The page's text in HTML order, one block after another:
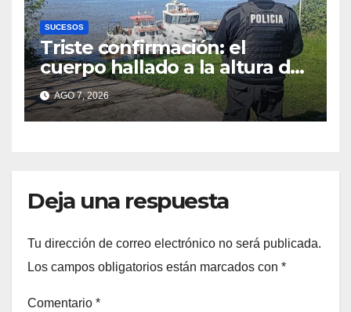
SUCESOS
Triste confirmación: el
cuerpo hallado a la altura del
club Náutico Sur es el de
Fernando Cappi, el
kitesurfista buscado
AGO 7, 2026
Deja una respuesta
Tu dirección de correo electrónico no será publicada.
Los campos obligatorios están marcados con *
Comentario *